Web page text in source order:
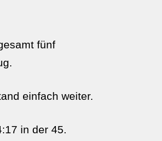
fünf
einfach weiter.
in der 45.